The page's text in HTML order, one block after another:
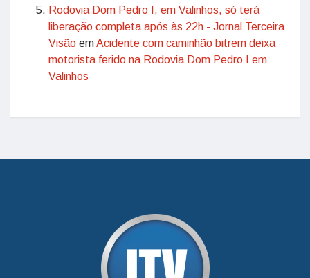
Rodovia Dom Pedro I, em Valinhos, só terá
liberação completa após às 22h - Jornal Terceira
Visão emAcidente com caminhão bitrem deixa
motorista ferido na Rodovia Dom Pedro I em
Valinhos